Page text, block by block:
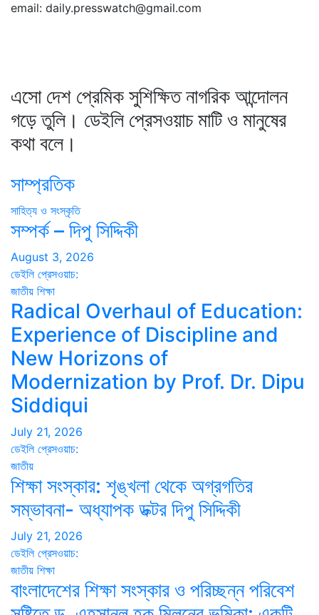
email: daily.presswatch@gmail.com
এসো দেশ প্রেমিক সুশিক্ষিত নাগরিক আন্দোলন
গড়ে তুলি। ডেইলি প্রেসওয়াচ মাটি ও মানুষের
কথা বলে।
সাম্প্রতিক
সাহিত্য ও সংস্কৃতি
সম্পর্ক – দিপু সিদ্দিকী
August 3, 2026
ডেইলি প্রেসওয়াচ:
জাতীয় শিক্ষা
Radical Overhaul of Education:
Experience of Discipline and
New Horizons of
Modernization by Prof. Dr. Dipu
Siddiqui
July 21, 2026
ডেইলি প্রেসওয়াচ:
জাতীয়
শিক্ষা সংস্কার: শৃঙ্খলা থেকে অগ্রগতির
সম্ভাবনা- অধ্যাপক ডক্টর দিপু সিদ্দিকী
July 21, 2026
ডেইলি প্রেসওয়াচ:
জাতীয় শিক্ষা
বাংলাদেশের শিক্ষা সংস্কার ও পরিচ্ছন্ন পরিবেশ